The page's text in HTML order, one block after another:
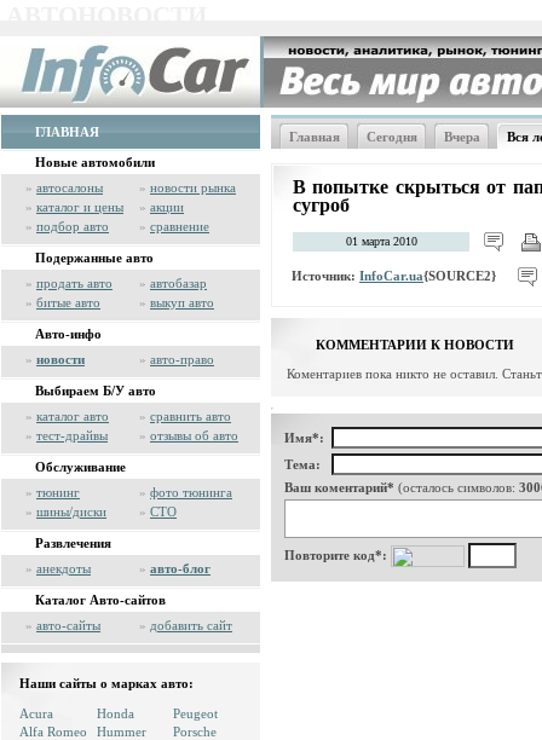
ГЛАВНАЯ
Новые автомобили
» автосалоны » новости рынка
» каталог и цены » акции
» подбор авто » сравнение
Подержанные авто
» продать авто » автобазар
» битые авто » выкуп авто
Авто-инфо
» новости » авто-право
Выбираем Б/У авто
» каталог авто » сравнить авто
» тест-драйвы » отзывы об авто
Обслуживание
» тюнинг » фото тюнинга
» шины/диски » СТО
Развлечения
» анекдоты » авто-блог
Каталог Авто-сайтов
» авто-сайты » добавить сайт
Наши сайты о марках авто:
Acura
Alfa Romeo
Honda
Hummer
Peugeot
Porsche
Главная Сегодня Вчера Вся
В попытке скрыться от
сугроб
01 марта 2010
Источник: InfoCar.ua{SOURCE2}
КОММЕНТАРИИ К НОВОСТИ
Коментариев пока никто не оставил.
Имя*:
Тема:
Ваш коментарий* (осталось символов:
Повторите код*: